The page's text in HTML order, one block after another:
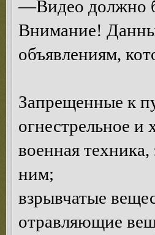
—Видео должно
Внимание!
объявлениям,
Запрещенные к
огнестрельное
военная
ним;
взрывчатые
отравляющие